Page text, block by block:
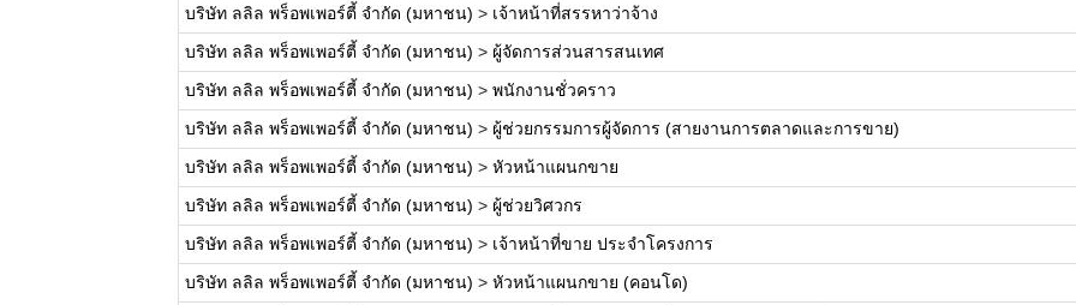
บริษัท ลลิล พร็อพเพอร์ตี้ จำกัด (มหาชน) > เจ้าหน้าที่สรรหาว่าจ้าง
บริษัท ลลิล พร็อพเพอร์ตี้ จำกัด (มหาชน) > ผู้จัดการส่วนสารสนเทศ
บริษัท ลลิล พร็อพเพอร์ตี้ จำกัด (มหาชน) > พนักงานชั่วคราว
บริษัท ลลิล พร็อพเพอร์ตี้ จำกัด (มหาชน) > ผู้ช่วยกรรมการผู้จัดการ (สายงานการตลาดและการขาย)
บริษัท ลลิล พร็อพเพอร์ตี้ จำกัด (มหาชน) > หัวหน้าแผนกขาย
บริษัท ลลิล พร็อพเพอร์ตี้ จำกัด (มหาชน) > ผู้ช่วยวิศวกร
บริษัท ลลิล พร็อพเพอร์ตี้ จำกัด (มหาชน) > เจ้าหน้าที่ขาย ประจำโครงการ
บริษัท ลลิล พร็อพเพอร์ตี้ จำกัด (มหาชน) > หัวหน้าแผนกขาย (คอนโด)